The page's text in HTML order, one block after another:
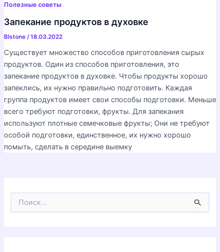
Полезные советы
Запекание продуктов в духовке
Blstone /18.03.2022
Существует множество способов приготовления сырых
продуктов. Один из способов приготовления, это
запекание продуктов в духовке. Чтобы продукты хорошо
запеклись, их нужно правильно подготовить. Каждая
группа продуктов имеет свои способы подготовки. Меньше
всего требуют подготовки, фрукты. Для запекания
используют плотные семечковые фрукты; Они не требуют
особой подготовки, единственное, их нужно хорошо
помыть, сделать в середине выемку